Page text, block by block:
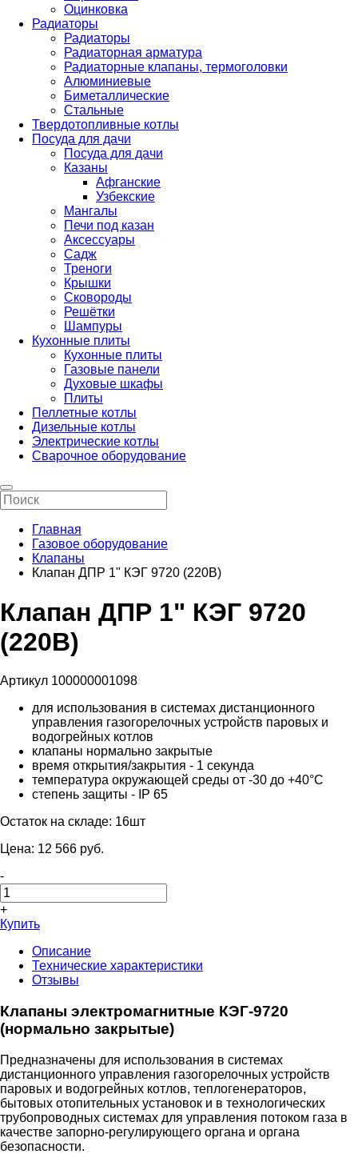
Оцинковка
Радиаторы
Радиаторы
Радиаторная арматура
Радиаторные клапаны, термоголовки
Алюминиевые
Биметаллические
Стальные
Твердотопливные котлы
Посуда для дачи
Посуда для дачи
Казаны
Афганские
Узбекские
Мангалы
Печи под казан
Аксессуары
Садж
Треноги
Крышки
Сковороды
Решётки
Шампуры
Кухонные плиты
Кухонные плиты
Газовые панели
Духовые шкафы
Плиты
Пеллетные котлы
Дизельные котлы
Электрические котлы
Сварочное оборудование
Главная
Газовое оборудование
Клапаны
Клапан ДПР 1" КЭГ 9720 (220В)
Клапан ДПР 1" КЭГ 9720
(220В)
Артикул 100000001098
для использования в системах дистанционного
управления газогорелочных устройств паровых и
водогрейных котлов
клапаны нормально закрытые
время открытия/закрытия - 1 секунда
температура окружающей среды от -30 до +40°C
степень защиты - IP 65
Остаток на складе: 16шт
Цена: 12 566 pуб.
-
+
Купить
Описание
Технические характеристики
Отзывы
Клапаны электромагнитные КЭГ-9720
(нормально закрытые)
Предназначены для использования в системах
дистанционного управления газогорелочных устройств
паровых и водогрейных котлов, теплогенераторов,
бытовых отопительных установок и в технологических
трубопроводных системах для управления потоком газа в
качестве запорно-регулирующего органа и органа
безопасности.